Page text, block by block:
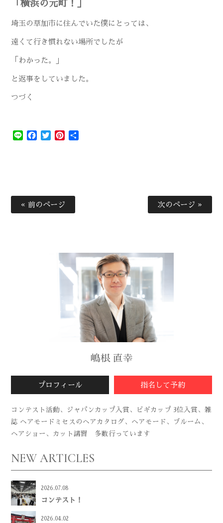
「横浜の元町！」
埼玉の草加市に住んでいた僕にとっては、
遠くて行き慣れない場所でしたが
「わかった。」
と返事をしていました。
つづく
Line Facebook
TwitterPinterest
« 前のページ 次のページ »
嶋根 直幸
プロフィール 指名して予約
コンテスト活動、ジャパンカップ入賞、ビギカップ 3位入賞、雑
誌 ヘアモードミセスのヘアカタログ、ヘアモード、ブルーム、
ヘアショー、カット講習 多数行っています
NEW ARTICLES
2026.07.08
コンテスト！
2026.04.02